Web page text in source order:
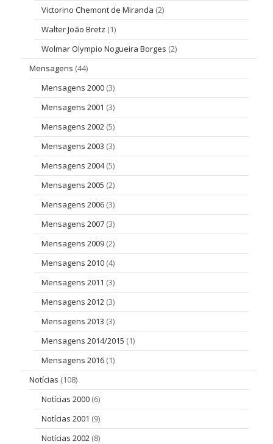
Victorino Chemont de Miranda (2)
Walter João Bretz (1)
Wolmar Olympio Nogueira Borges (2)
Mensagens (44)
Mensagens 2000 (3)
Mensagens 2001 (3)
Mensagens 2002 (5)
Mensagens 2003 (3)
Mensagens 2004(5)
Mensagens 2005 (2)
Mensagens 2006 (3)
Mensagens 2007 (3)
Mensagens 2009 (2)
Mensagens 2010 (4)
Mensagens 2011 (3)
Mensagens 2012 (3)
Mensagens 2013 (3)
Mensagens 2014/2015 (1)
Mensagens 2016 (1)
Notícias (108)
Notícias 2000 (6)
Notícias 2001 (9)
Notícias 2002 (8)